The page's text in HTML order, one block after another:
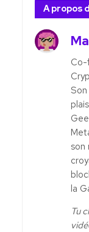
A propos
son
la
Tu